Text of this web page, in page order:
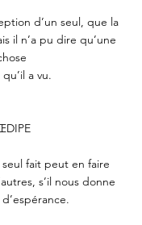
d’un seul, que la
il n’a pu dire qu’une
a vu.
fait peut en faire
s’il nous donne